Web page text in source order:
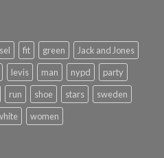
fit green
Jack and Jones
levis man nypd
party
run shoe stars
sweden
women